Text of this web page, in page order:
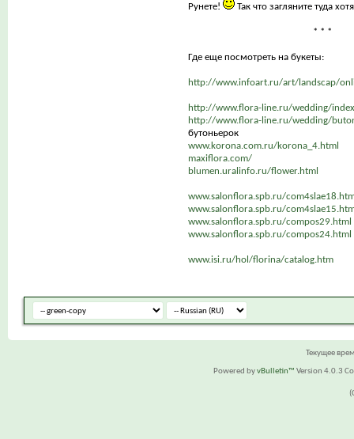
Рунете!
Так что загляните туда
* * *
Где еще посмотреть на букеты:
http://www.infoart.ru/art/landscap/
http://www.flora-line.ru/wedding/
http://www.flora-line.ru/wedding/
бутоньерок
www.korona.com.ru/korona_4.html
maxiflora.com/
blumen.uralinfo.ru/flower.html
www.salonflora.spb.ru/
www.salonflora.spb.ru/
www.salonflora.spb.ru/compos29.html
www.salonflora.spb.ru/compos24.html
www.isi.ru/hol/florina/catalog.htm
Текущее
Powered byvBulletin™ Version 4.0.3